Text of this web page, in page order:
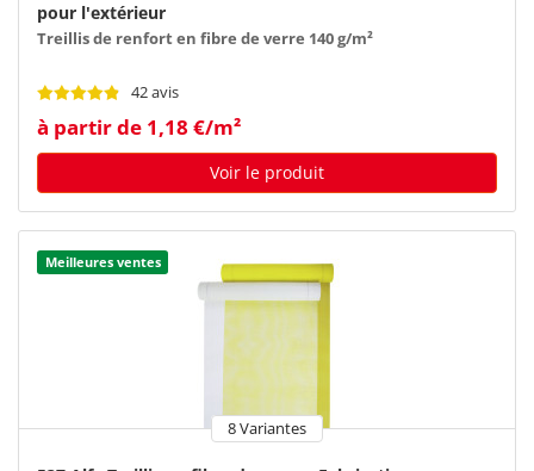
pour l'extérieur
Treillis de renfort en fibre de verre 140 g/m²
42 avis
à partir de 1,18 €/m²
Voir le produit
Meilleures ventes
8 Variantes